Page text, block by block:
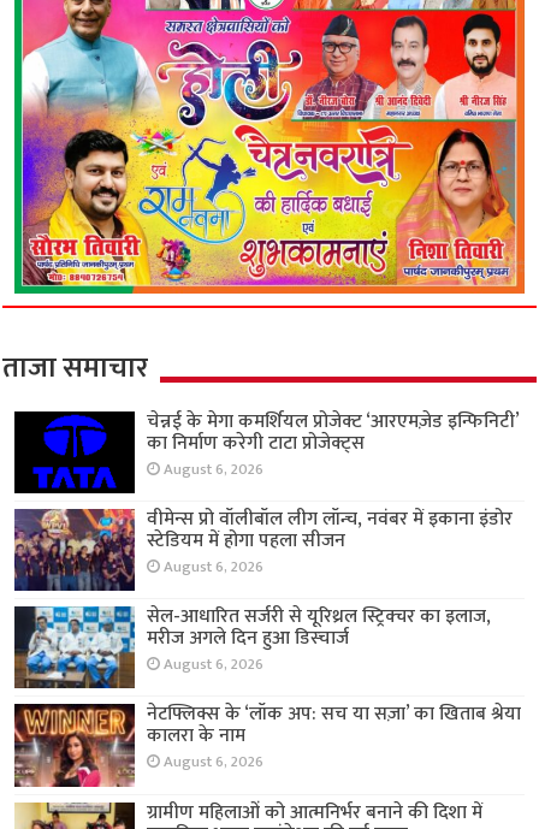
ताजा समाचार
चेन्नई के मेगा कमर्शियल प्रोजेक्ट ‘आरएमज़ेड इन्फिनिटी’
का निर्माण करेगी टाटा प्रोजेक्ट्स
August 6, 2026
वीमेन्स प्रो वॉलीबॉल लीग लॉन्च, नवंबर में इकाना इंडोर
स्टेडियम में होगा पहला सीजन
August 6, 2026
सेल-आधारित सर्जरी से यूरिथ्रल स्ट्रिक्चर का इलाज,
मरीज अगले दिन हुआ डिस्चार्ज
August 6, 2026
नेटफ्लिक्स के ‘लॉक अप: सच या सज़ा’ का खिताब श्रेया
कालरा के नाम
August 6, 2026
ग्रामीण महिलाओं को आत्मनिर्भर बनाने की दिशा में